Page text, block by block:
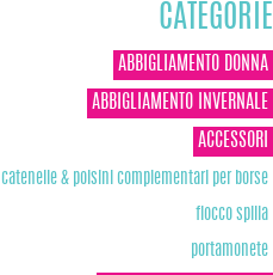
CATEGORIE
ABBIGLIAMENTO DONNA
ABBIGLIAMENTO INVERNALE
ACCESSORI
catenelle & polsini complementari per borse
fiocco spilla
portamonete